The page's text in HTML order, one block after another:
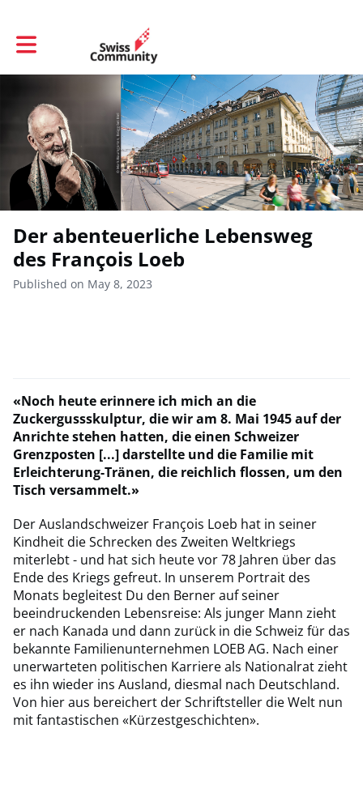
Toggle main navigation
Der abenteuerliche Lebensweg
des François Loeb
Published on May 8, 2023
«Noch heute erinnere ich mich an die
Zuckergussskulptur, die wir am 8. Mai 1945 auf der
Anrichte stehen hatten, die einen Schweizer
Grenzposten [...] darstellte und die Familie mit
Erleichterung-Tränen, die reichlich flossen, um den
Tisch versammelt.»
Der Auslandschweizer François Loeb hat in seiner
Kindheit die Schrecken des Zweiten Weltkriegs
miterlebt - und hat sich heute vor 78 Jahren über das
Ende des Kriegs gefreut. In unserem Portrait des
Monats begleitest Du den Berner auf seiner
beeindruckenden Lebensreise: Als junger Mann zieht
er nach Kanada und dann zurück in die Schweiz für das
bekannte Familienunternehmen LOEB AG. Nach einer
unerwarteten politischen Karriere als Nationalrat zieht
es ihn wieder ins Ausland, diesmal nach Deutschland.
Von hier aus bereichert der Schriftsteller die Welt nun
mit fantastischen «Kürzestgeschichten».